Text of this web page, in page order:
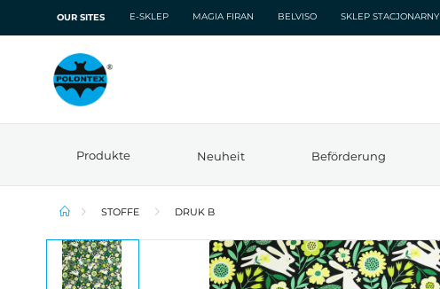
OUR SITES E-SKLEP MAGIA FIRAN BELVISO SKLEP STACJONARNY
Produkte Neuheit Beförderung
STOFFE DRUK B